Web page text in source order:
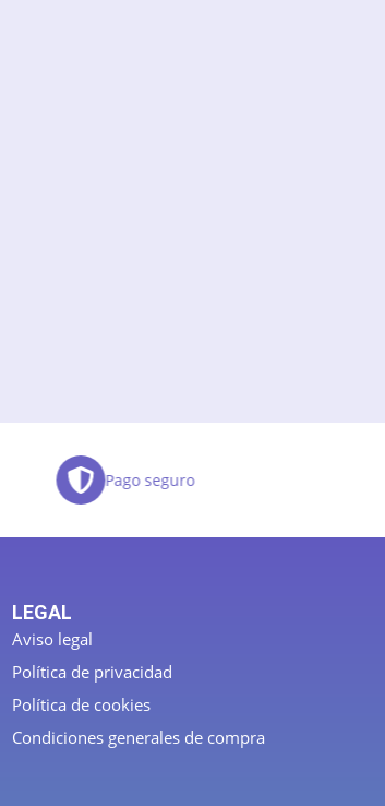
Pago seguro
LEGAL
Aviso legal
Política de privacidad
Política de cookies
Condiciones generales de compra